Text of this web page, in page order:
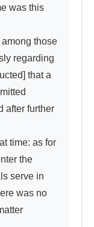
was this
those
regarding
that a
after further
time: as for
the
serve in
was no